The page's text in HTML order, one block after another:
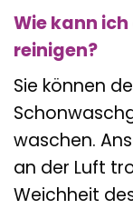
Wie kann
reinigen?
Sie können
waschen.
an der Luft
Weichheit